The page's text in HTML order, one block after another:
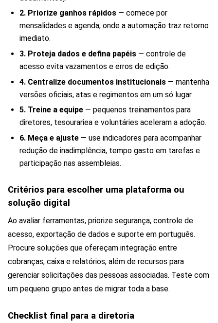
2. Priorize ganhos rápidos — comece por
mensalidades e agenda, onde a automação traz retorno
imediato.
3. Proteja dados e defina papéis — controle de
acesso evita vazamentos e erros de edição.
4. Centralize documentos institucionais — mantenha
versões oficiais, atas e regimentos em um só lugar.
5. Treine a equipe — pequenos treinamentos para
diretores, tesourariea e voluntáries aceleram a adoção.
6. Meça e ajuste — use indicadores para acompanhar
redução de inadimplência, tempo gasto em tarefas e
participação nas assembleias.
Critérios para escolher uma plataforma ou
solução digital
Ao avaliar ferramentas, priorize segurança, controle de
acesso, exportação de dados e suporte em português.
Procure soluções que ofereçam integração entre
cobranças, caixa e relatórios, além de recursos para
gerenciar solicitações das pessoas associadas. Teste com
um pequeno grupo antes de migrar toda a base.
Checklist final para a diretoria